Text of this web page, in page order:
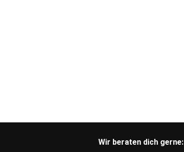
Wir beraten dich gerne: